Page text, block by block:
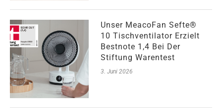
Unser MeacoFan Sefte®
10 Tischventilator Erzielt
Bestnote 1,4 Bei Der
Stiftung Warentest
3. Juni 2026